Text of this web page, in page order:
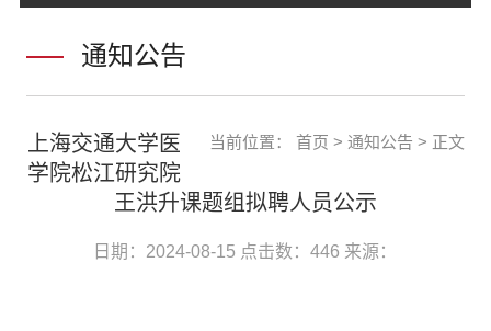
通知公告
当前位置：首页 >通知公告 > 正文
上海交通大学医
学院松江研究院
王洪升课题组拟聘人员公示
日期：2024-08-15 点击数：446 来源：